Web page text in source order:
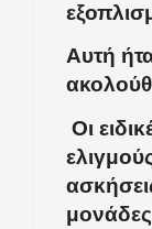
Αυτή
Οι